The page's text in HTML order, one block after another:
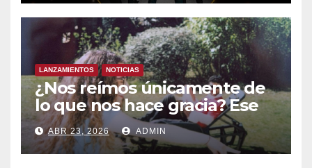
LANZAMIENTOS NOTICIAS
¿Nos reímos únicamente de
lo que nos hace gracia? Ese
chiste ya me lo has contado,
el nuevo single de JUAN
ANSELMO
ABR 23, 2026 ADMIN